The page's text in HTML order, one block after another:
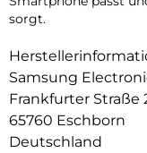
sorgt.
Samsung
Frankfurter Straße
65760 Eschborn
Deutschland